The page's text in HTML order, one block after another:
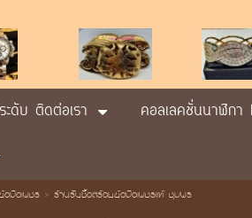
ดับ ติดต่อเรา คอลเลคชั่นนาฬิกา
มือเพชร> ร้านรับซื้อสร้อยข้อมือเพชรแท้ ชุมพร